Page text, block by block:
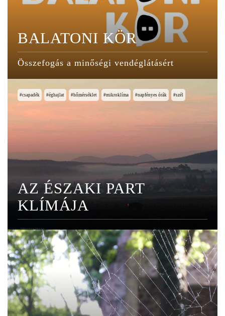
BALATONI KÖR
Összefogás a minőségi vendéglátásért
csapadék éghajlat hőmérséklet mikroklíma napfényes órák szél
AZ ÉSZAKI PART
KLÍMÁJA